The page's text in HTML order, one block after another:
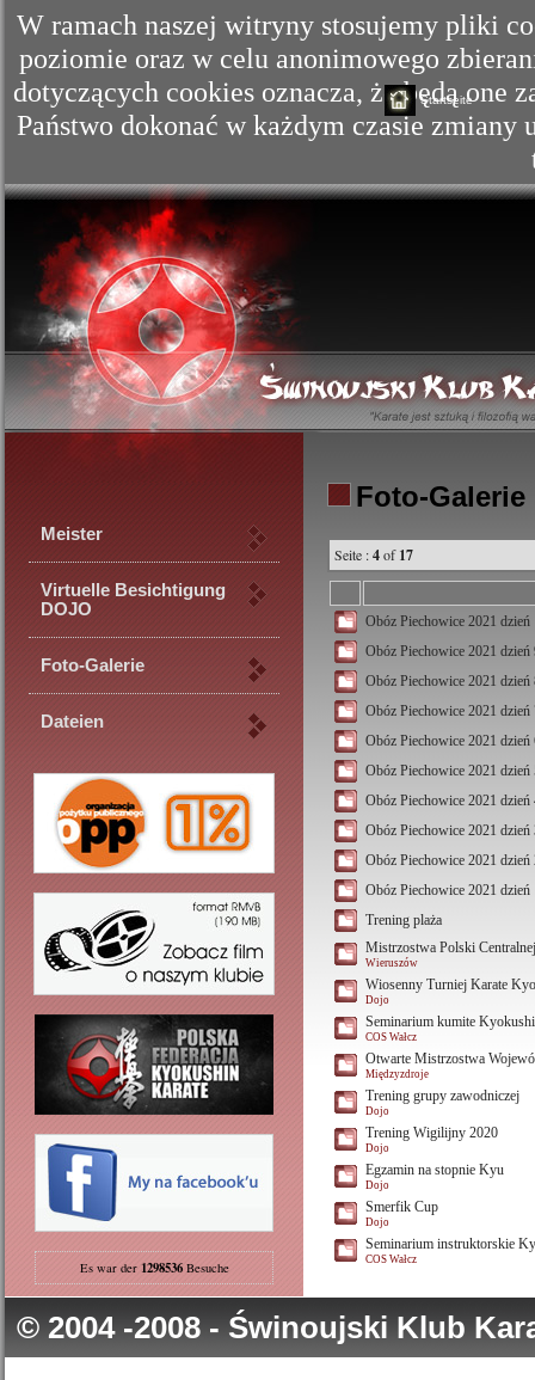
W ramach naszej witryny stosujemy pliki
poziomie oraz w celu anonimowego
dotyczących cookies oznacza, że będą one
Państwo dokonać w każdym czasie
Startseite
Meister
Virtuelle Besichtigung
DOJO
Foto-Galerie
Dateien
Es war der 1298536Besuche
Foto-Galerie
Seite :4of17
Obóz Piechowice 2021 dzień
Obóz Piechowice 2021 dzień
Obóz Piechowice 2021 dzień
Obóz Piechowice 2021 dzień
Obóz Piechowice 2021 dzień
Obóz Piechowice 2021 dzień
Obóz Piechowice 2021 dzień
Obóz Piechowice 2021 dzień
Obóz Piechowice 2021 dzień
Obóz Piechowice 2021 dzień
Trening plaża
Mistrzostwa Polski
Wieruszów
Wiosenny Turniej Karate
Dojo
Seminarium kumite
COS Wałcz
Otwarte Mistrzostwa
Międzyzdroje
Trening grupy zawodniczej
Dojo
Trening Wigilijny 2020
Dojo
Egzamin na stopnie Kyu
Dojo
Smerfik Cup
Dojo
Seminarium instruktorskie
COS Wałcz
© 2004 -2008 - Świnoujski Klub